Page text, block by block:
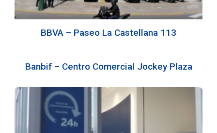
BBVA – Paseo La Castellana 113
Banbif – Centro Comercial Jockey Plaza